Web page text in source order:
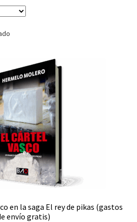
en la saga El rey de pikas (gastos
envío gratis)